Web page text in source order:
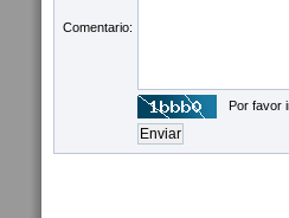
Comentario:
Por favor